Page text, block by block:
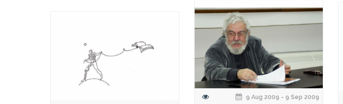
9 Aug 2009 - 9 Sep 2009